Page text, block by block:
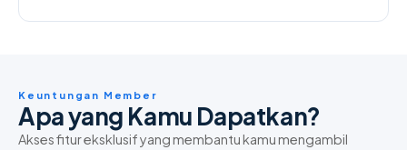
Keuntungan Member
Apa yang Kamu Dapatkan?
Akses fitur eksklusif yang membantu kamu mengambil